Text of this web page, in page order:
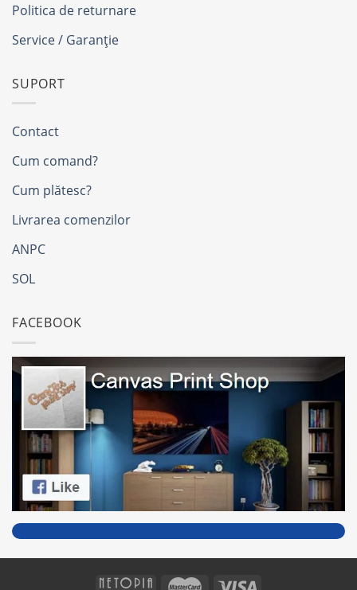
Politica de returnare
Service / Garanție
SUPORT
Contact
Cum comand?
Cum plătesc?
Livrarea comenzilor
ANPC
SOL
FACEBOOK